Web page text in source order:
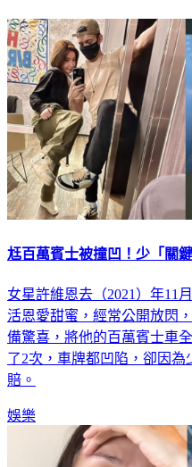
尪百萬賓士被撞凹！少「關
女星許維恩去（2021）年11
活恩愛甜蜜，經常公開放閃
備驚喜，將他的百萬賓士車
了2次，車牌都凹陷，卻因
賠。
娛樂